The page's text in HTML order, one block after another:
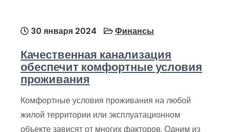
30 января 2024 Финансы
Качественная канализация
обеспечит комфортные условия
проживания
Комфортные условия проживания на любой
жилой территории или эксплуатационном
объекте зависят от многих факторов. Одним из